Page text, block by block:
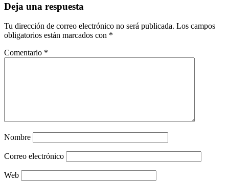
Deja una respuesta
Tu dirección de correo electrónico no será publicada. Los campos
obligatorios están marcados con *
Comentario *
Nombre
Correo electrónico
Web